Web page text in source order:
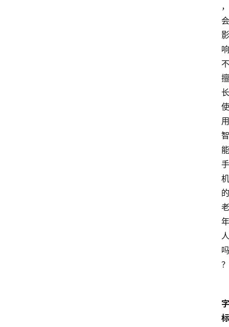
，
会
影
响
不
擅
长
使
用
智
能
手
机
的
老
年
人
吗
？
字
标